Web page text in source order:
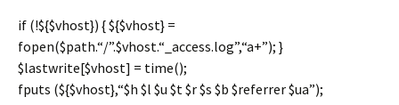
if (!${$vhost}) { ${$vhost} =
fopen($path.“/”.$vhost.“_access.log”,“a+”); }
$lastwrite[$vhost] = time();
fputs (${$vhost},“$h $l $u $t $r $s $b $referrer $ua”);